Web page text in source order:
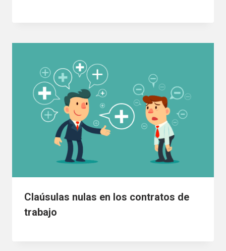
Claúsulas nulas en los contratos de
trabajo